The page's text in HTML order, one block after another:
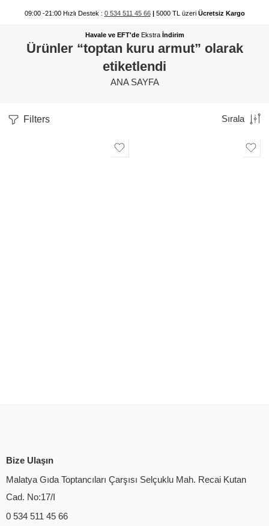
09:00 -21:00 Hızlı Destek : 0 534 511 45 66 |5000 TL üzeri Ücretsiz Kargo
Havale ve EFT'de Ekstraİndirim
Ürünler “toptan kuru armut” olarak
etiketlendi
ANA SAYFA
Filters Sırala
Bize Ulaşın
Malatya Gıda Toptancıları Çarşısı Selçuklu Mah. Recai Kutan
Cad. No:17/I
0 534 511 45 66